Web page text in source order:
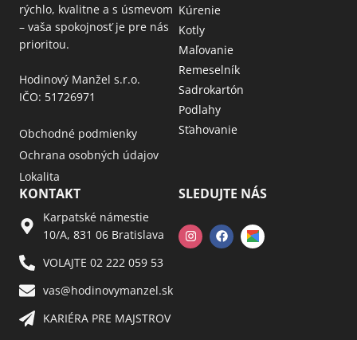
rýchlo, kvalitne a s úsmevom
– vaša spokojnosť je pre nás
prioritou.
Hodinový Manžel s.r.o.
IČO: 51726971
Obchodné podmienky
Ochrana osobných údajov
Lokalita
Kúrenie
Kotly
Maľovanie
Remeselník
Sadrokartón
Podlahy
Sťahovanie
KONTAKT
Karpatské námestie
10/A, 831 06 Bratislava
VOLAJTE 02 222 059 53​
vas@hodinovymanzel.sk​
KARIÉRA PRE MAJSTROV​
SLEDUJTE NÁS